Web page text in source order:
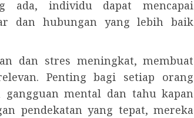
ada, individu dapat mencapai
dan hubungan yang lebih baik
dan stres meningkat, membuat
Penting bagi setiap orang
mental dan tahu kapan
pendekatan yang tepat, mereka